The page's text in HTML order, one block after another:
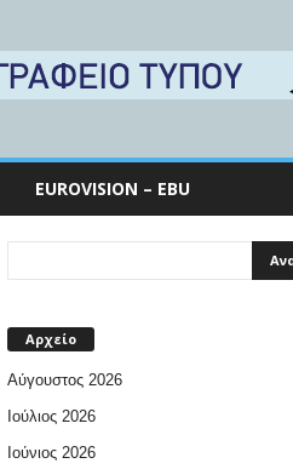
EUROVISION – EBU
Αρχείο
Αύγουστος 2026
Ιούλιος 2026
Ιούνιος 2026